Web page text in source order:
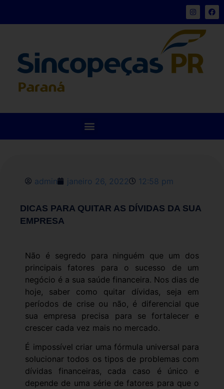
admin janeiro 26, 2022 12:58 pm
DICAS PARA QUITAR AS DÍVIDAS DA SUA
EMPRESA
Não é segredo para ninguém que um dos
principais fatores para o sucesso de um
negócio é a sua saúde financeira. Nos dias de
hoje, saber como quitar dívidas, seja em
períodos de crise ou não, é diferencial que
sua empresa precisa para se fortalecer e
crescer cada vez mais no mercado.
É impossível criar uma fórmula universal para
solucionar todos os tipos de problemas com
dívidas financeiras, cada caso é único e
depende de uma série de fatores para que o